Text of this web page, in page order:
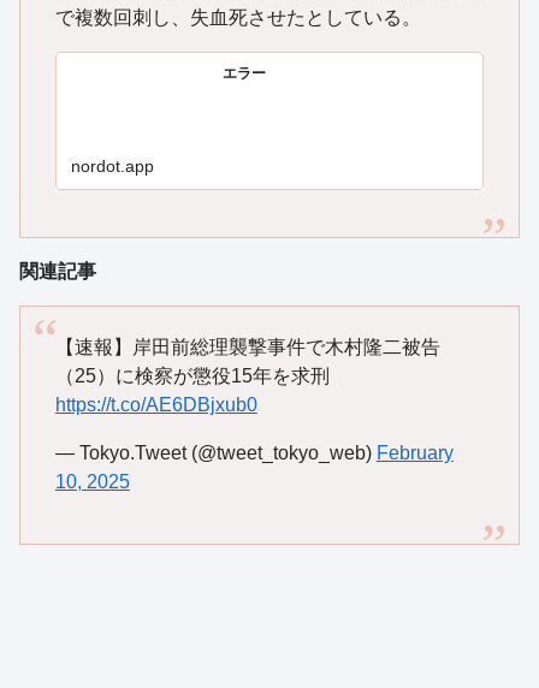
で複数回刺し、失血死させたとしている。
エラー
nordot.app
関連記事
【速報】岸田前総理襲撃事件で木村隆二被告
（25）に検察が懲役15年を求刑
https://t.co/AE6DBjxub0
— Tokyo.Tweet (@tweet_tokyo_web) February
10, 2025